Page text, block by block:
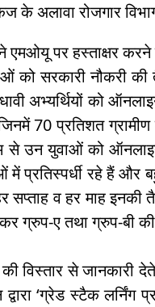
के अलावा रोजगार
एमओयू पर हस्ताक्षर
को सरकारी नौकरी
अभ्यर्थियों को
70 प्रतिशत
से उन युवाओं को
में प्रतिस्पर्धी रहे हैं
सप्ताह व हर माह इनकी
ग्रुप-ए तथा ग्रुप-बी
की विस्तार से
‘ग्रेड स्टैक लर्निंग